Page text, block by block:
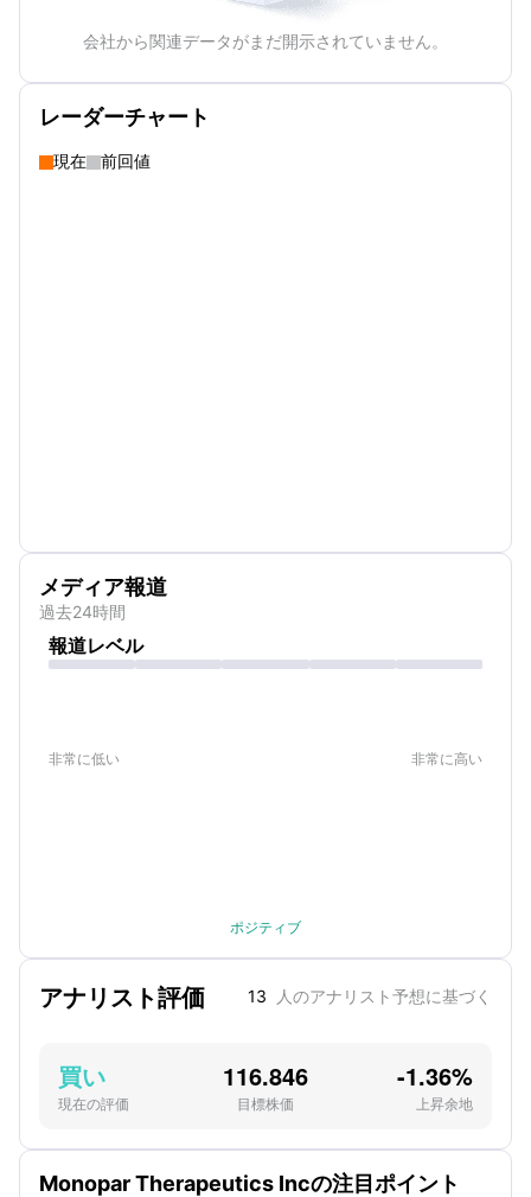
会社から関連データがまだ開示されていません。
レーダーチャート
現在 前回値
メディア報道
過去24時間
報道レベル
非常に低い 非常に高い
ポジティブ
Monopar Therapeutics Incの注目ポイント
アナリスト評価 13 人のアナリスト予想に基づく
買い
現在の評価
116.846
目標株価
-1.36%
上昇余地